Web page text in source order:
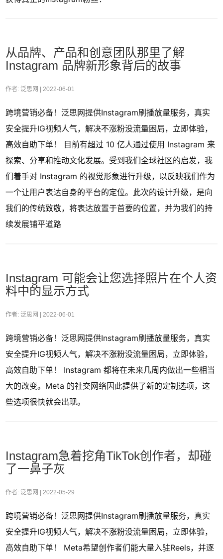
从品牌、产品和创意团队那里了解
Instagram 品牌新形象背后的故事
作者: 泛思网 | 2022-06-01
跨境营销必备！泛思网提供Instagram刷播放量服务，真实
安全提升IG视频人气，解决不涨粉没流量困局，立即体验，
高效自助下单！ 目前有超过 10 亿人通过使用 Instagram 来
探索、分享和推动文化发展。受到我们全球社区的启发，我
们着手对 Instagram 的视觉形象进行升级，以反映我们作为
一个让用户表达自身的平台的定位。此次的设计升级，是向
我们的传统致敬，将表达放置于首要的位置，并为我们的持
续发展铺平道路
Instagram 可能会让您选择照片在个人资
料中的显示方式
作者: 泛思网 | 2022-06-01
跨境营销必备！泛思网提供Instagram刷播放量服务，真实
安全提升IG视频人气，解决不涨粉没流量困局，立即体验，
高效自助下单！ Instagram 都将在未来几周内做出一些相当
大的改变。Meta 的社交网络因此提供了新的定制选项，这
些选项很快就会出现。
Instagram急着挖角TikTok创作者，却碰
了一鼻子灰
作者: 泛思网 | 2022-05-29
跨境营销必备！泛思网提供Instagram刷播放量服务，真实
安全提升IG视频人气，解决不涨粉没流量困局，立即体验，
高效自助下单！ Meta希望创作者们能大量入驻Reels，并逐